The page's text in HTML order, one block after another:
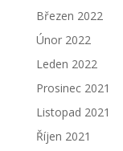
Březen 2022
Únor 2022
Leden 2022
Prosinec 2021
Listopad 2021
Říjen 2021